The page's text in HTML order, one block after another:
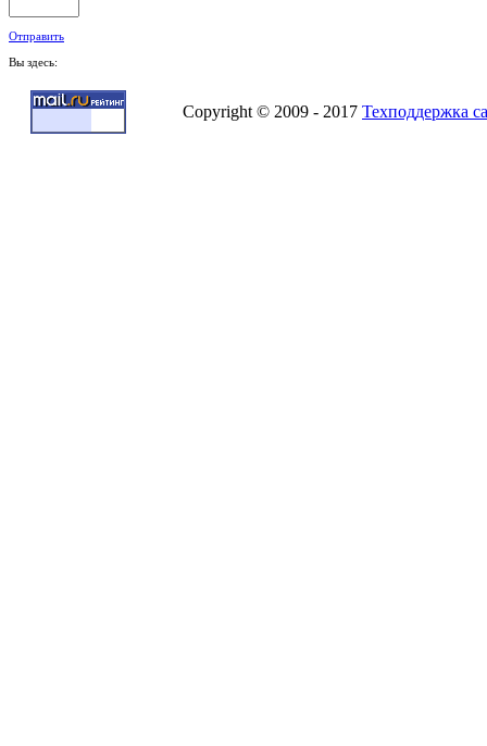
Отправить
Вы здесь:
Copyright © 2009 - 2017 Техподдержка